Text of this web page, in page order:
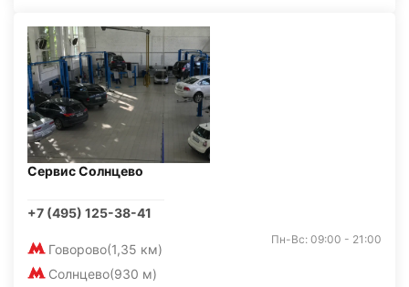
Сервис Солнцево
+7 (495) 125-38-41
Говорово(1,35 км)
Солнцево(930 м)
Пн-Вс: 09:00 - 21:00